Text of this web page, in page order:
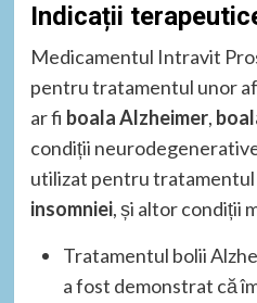
Indicații
Medicamentul Intravit
pentru tratamentul unor
ar fi boala Alzheimer,
condiții
utilizat pentru tratamentul
insomniei, și altor condiții
Tratamentul bolii
a fost demonstrat că